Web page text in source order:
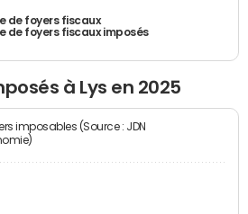
de foyers fiscaux
de foyers fiscaux imposés
à Lys en 2025
imposables (Source : JDN